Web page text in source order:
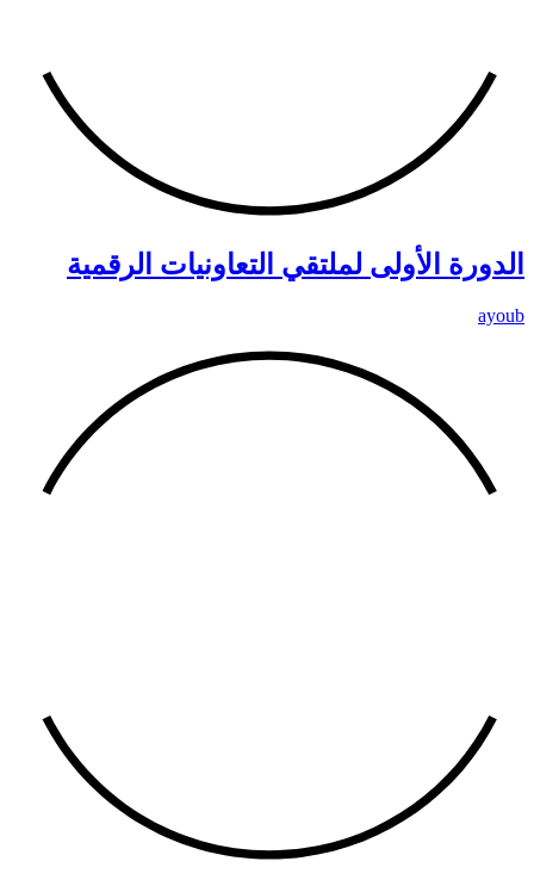
الدورة الأولى لملتقي التعاونيات الرقمية
ayoub